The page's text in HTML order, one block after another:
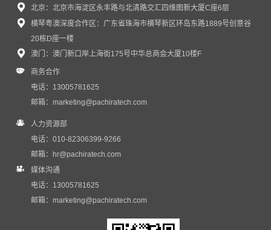
北京：北京市海淀区永丰路与北清路交汇四维图新大厦C座6层
横琴粤澳深度合作区：广东省珠海市横琴新区环岛东路1889号创意谷
20栋D座一楼
澳门：澳门新口岸上海街175号中华总商会大厦10楼F
商务合作
电话：13005781625
邮箱：marketing@pachiratech.com
人力资源部
电话：010-82306399-9266
邮箱：
hr@pachiratech.com
媒体沟通
电话：13005781625
邮箱：marketing@pachiratech.com